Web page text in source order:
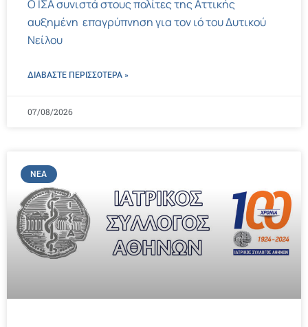
Ο ΙΣΑ συνιστά στους πολίτες της Αττικής
αυξημένη επαγρύπνηση για τον ιό του Δυτικού
Νείλου
ΔΙΑΒΑΣΤΕ ΠΕΡΙΣΣΌΤΕΡΑ »
07/08/2026
ΝΈΑ